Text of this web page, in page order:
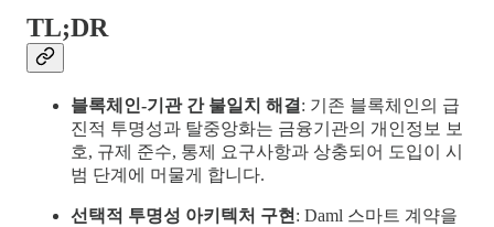
TL;DR
블록체인-기관 간 불일치 해결 : 기존 블록체인의 급
진적 투명성과 탈중앙화는 금융기관의 개인정보 보
호, 규제 준수, 통제 요구사항과 상충되어 도입이 시
범 단계에 머물게 합니다.
선택적 투명성 아키텍처 구현 : Daml 스마트 계약을